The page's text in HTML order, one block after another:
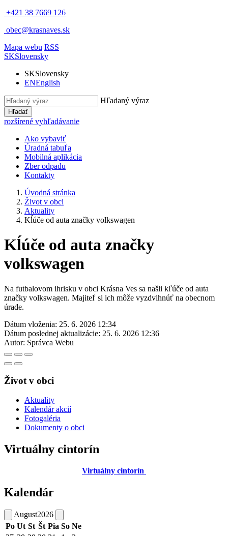
+421 38 7669 126
obec@krasnaves.sk
Mapa webu RSS
SKSlovensky
SKSlovensky
ENEnglish
Hľadaný výraz
Hľadať
rozšírené vyhľadávanie
Ako vybaviť
Úradná tabuľa
Mobilná aplikácia
Zber odpadu
Kontakty
Úvodná stránka
Život v obci
Aktuality
Kĺúče od auta značky volkswagen
Kĺúče od auta značky
volkswagen
Na futbalovom ihrisku v obci Krásna Ves sa našli kľúče od auta
značky volkswagen. Majiteľ si ich môže vyzdvihnúť na obecnom
úrade.
Dátum vloženia: 25. 6. 2026 12:34
Dátum poslednej aktualizácie: 25. 6. 2026 12:36
Autor: Správca Webu
Život v obci
Aktuality
Kalendár akcií
Fotogaléria
Dokumenty o obci
Virtuálny cintorín
Virtuálny cintorín
Kalendár
August2026
Po Ut St Št Pia So Ne